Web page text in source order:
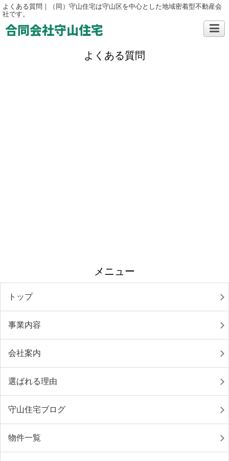
よくある質問｜（同）守山住宅は守山区を中心とした地域密着型不動産会
社です。
合同会社守山住宅
よくある質問
メニュー
トップ
事業内容
会社案内
選ばれる理由
守山住宅ブログ
物件一覧